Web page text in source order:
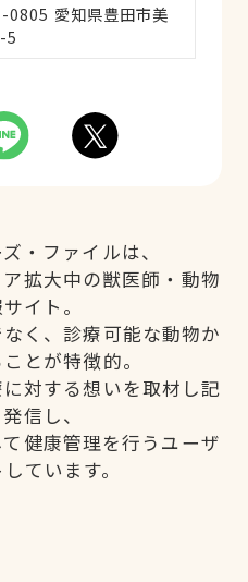
0805 愛知県豊田市美
5
・ファイルは、
拡大中の獣医師・動物
イト。
く、診療可能な動物か
とが特徴的。
対する想いを取材し記
信し、
健康管理を行うユーザ
ています。